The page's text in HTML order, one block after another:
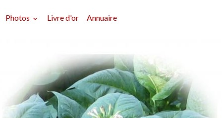
Photos Livre d'or Annuaire